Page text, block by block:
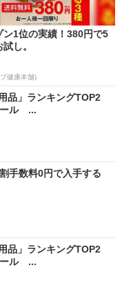
ン1位の実績！380円で5
し。
健康本舗)
品」ランキングTOP2
ール ...
手数料0円で入手する
品」ランキングTOP2
ール ...